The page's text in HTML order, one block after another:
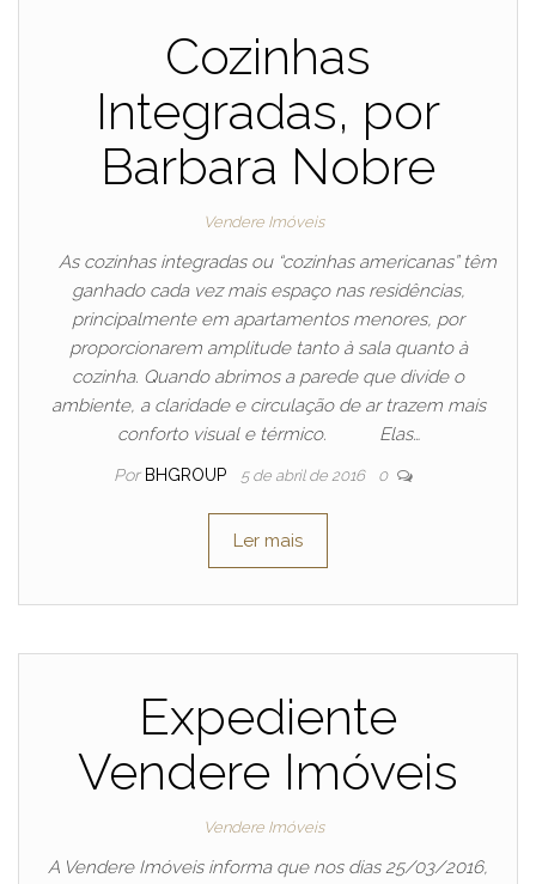
Cozinhas
Integradas, por
Barbara Nobre
Vendere Imóveis
As cozinhas integradas ou “cozinhas americanas” têm
ganhado cada vez mais espaço nas residências,
principalmente em apartamentos menores, por
proporcionarem amplitude tanto à sala quanto à
cozinha. Quando abrimos a parede que divide o
ambiente, a claridade e circulação de ar trazem mais
conforto visual e térmico. Elas…
Por BHGROUP 5 de abril de 2016 0
Ler mais
Expediente
Vendere Imóveis
Vendere Imóveis
A Vendere Imóveis informa que nos dias 25/03/2016,